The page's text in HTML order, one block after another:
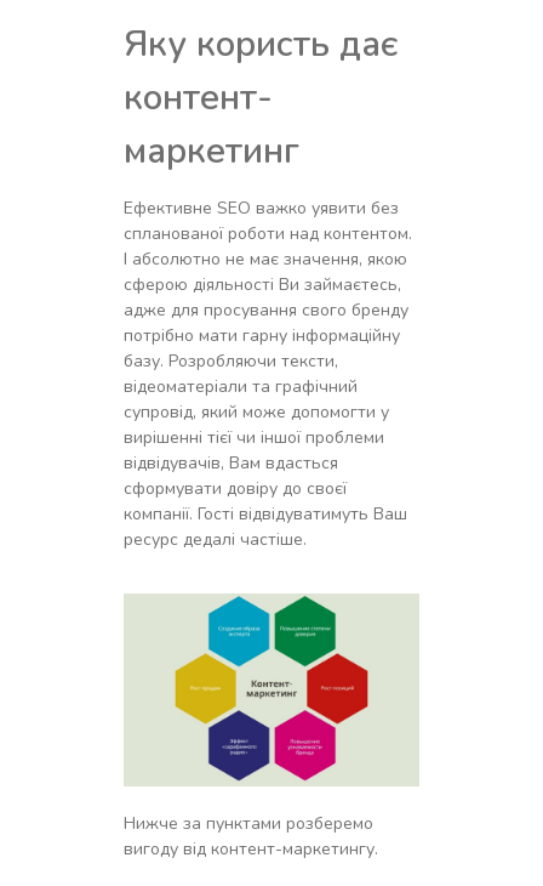
Яку користь дає
контент-
маркетинг
Ефективне SEO важко уявити без
спланованої роботи над контентом.
І абсолютно не має значення, якою
сферою діяльності Ви займаєтесь,
адже для просування свого бренду
потрібно мати гарну інформаційну
базу. Розробляючи тексти,
відеоматеріали та графічний
супровід, який може допомогти у
вирішенні тієї чи іншої проблеми
відвідувачів, Вам вдасться
сформувати довіру до своєї
компанії. Гості відвідуватимуть Ваш
ресурс дедалі частіше.
Нижче за пунктами розберемо
вигоду від контент-маркетингу.